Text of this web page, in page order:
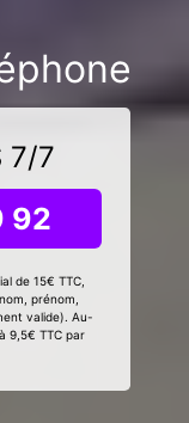
7/7
92
de 15€ TTC,
prénom,
valide). Au-
9,5€ TTC par